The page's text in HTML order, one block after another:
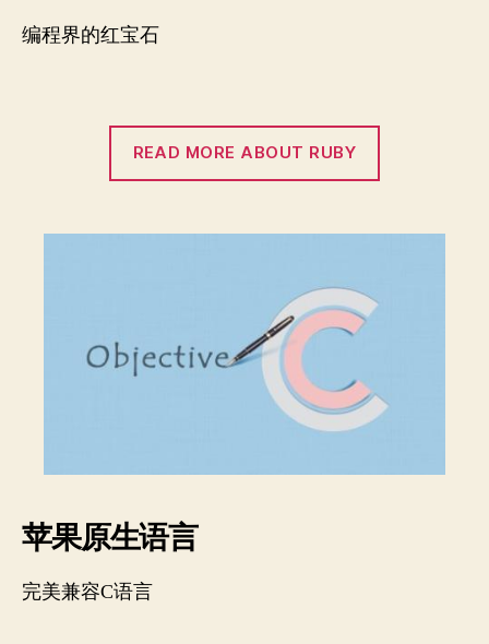
编程界的红宝石
READ MORE ABOUT RUBY
苹果原生语言
完美兼容C语言